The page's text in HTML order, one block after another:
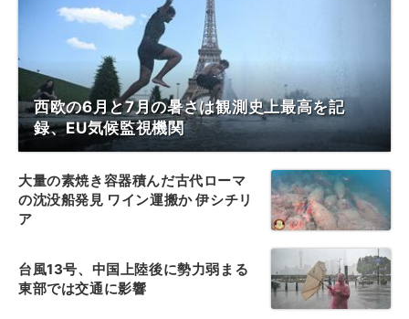
西欧の6月と7月の暑さは観測史上最高を記
録、EU気候監視機関
大量の素焼き容器積んだ古代ローマ
の沈没船発見 ワイン運搬か 伊シチリ
ア
台風13号、中国上陸後に勢力弱まる
東部では交通に影響